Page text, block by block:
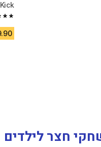
Kick - כחול
4.6 out of 5 stars from 7532 reviews
חצר לילדים